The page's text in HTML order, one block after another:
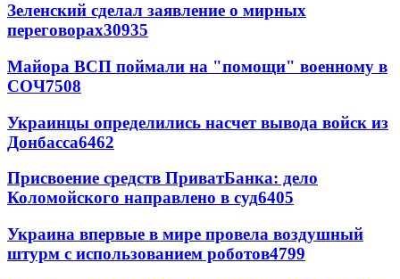
Зеленский сделал заявление о мирных
переговорах30935
Майора ВСП поймали на "помощи" военному в
СОЧ7508
Украинцы определились насчет вывода войск из
Донбасса6462
Присвоение средств ПриватБанка: дело
Коломойского направлено в суд6405
Украина впервые в мире провела воздушный
штурм с использованием роботов4799